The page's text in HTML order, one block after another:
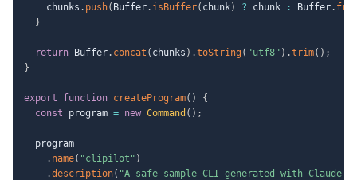
    chunks
. push( Buffer. isBuffer( chunk) ? chunk : Buffer.
}
return Buffer. concat ( chunks ) .toString ( "utf8" ) .trim( ) ;
}
export function createProgram( )
{
const program = new Command ( ) ;
  program
. name( "clipilot" )
.description( "A safe sample CLI generated with Claude